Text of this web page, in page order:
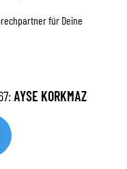
für Deine
AYSE KORKMAZ